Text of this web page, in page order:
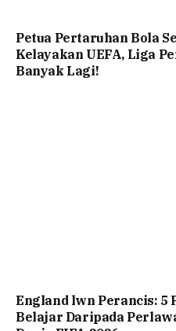
Petua Pertaruhan Bola
Kelayakan UEFA, Liga
Banyak Lagi!
England lwn Perancis: 5
Belajar Daripada